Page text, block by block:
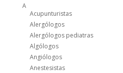
A
Acupunturistas
Alergólogos
Alergólogos pediatras
Algólogos
Angiólogos
Anestesistas